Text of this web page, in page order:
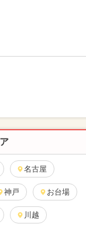
名古屋
神戸 お台場
川越